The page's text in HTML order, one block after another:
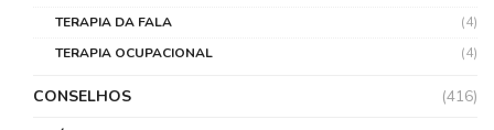
TERAPIA DA FALA
(4)
TERAPIA OCUPACIONAL
(4)
CONSELHOS
(416)